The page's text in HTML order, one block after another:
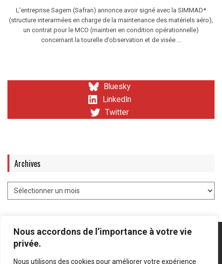
Nous accordons de l’importance à votre vie
privée.
Nous utilisons des cookies pour améliorer votre expérience
L'entreprise Sagem (Safran) annonce avoir signé avec la SIMMAD*
(structure interarmées en charge de la maintenance des matériels aéro),
un contrat pour le MCO (maintien en condition opérationnelle)
concernant la tourelle d’observation et de visée ...
Bluesky
LinkedIn
Twitter
Archives